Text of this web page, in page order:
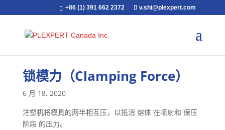
+86 (1) 391 662 2372 v.shi@plexpert.com
锁模力（Clamping Force）
6 月 18, 2020
注塑机将模具的两半相互压，以抵消 熔体 在喷射和 保压
阶段 的压力。